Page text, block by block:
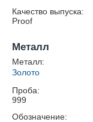
Качество выпуска:
Proof
Металл
Металл:
Золото
Проба:
999
Обозначение: